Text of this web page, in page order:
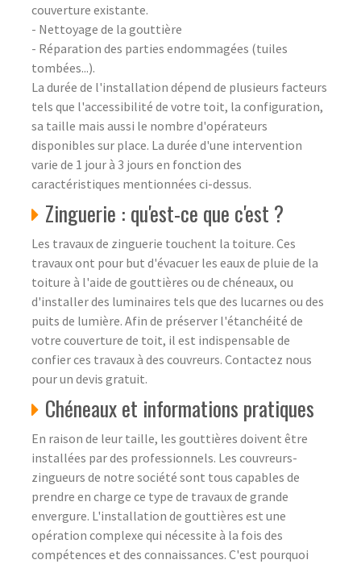
couverture existante.
- Nettoyage de la gouttière
- Réparation des parties endommagées (tuiles
tombées...).
La durée de l'installation dépend de plusieurs facteurs
tels que l'accessibilité de votre toit, la configuration,
sa taille mais aussi le nombre d'opérateurs
disponibles sur place. La durée d'une intervention
varie de 1 jour à 3 jours en fonction des
caractéristiques mentionnées ci-dessus.
Zinguerie : qu'est-ce que c'est ?
Les travaux de zinguerie touchent la toiture. Ces
travaux ont pour but d'évacuer les eaux de pluie de la
toiture à l'aide de gouttières ou de chéneaux, ou
d'installer des luminaires tels que des lucarnes ou des
puits de lumière. Afin de préserver l'étanchéité de
votre couverture de toit, il est indispensable de
confier ces travaux à des couvreurs. Contactez nous
pour un devis gratuit.
Chéneaux et informations pratiques
En raison de leur taille, les gouttières doivent être
installées par des professionnels. Les couvreurs-
zingueurs de notre société sont tous capables de
prendre en charge ce type de travaux de grande
envergure. L'installation de gouttières est une
opération complexe qui nécessite à la fois des
compétences et des connaissances. C'est pourquoi